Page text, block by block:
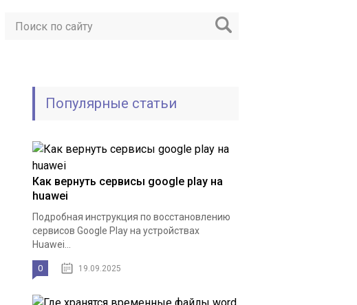
Популярные статьи
Как вернуть сервисы google play на
huawei
Подробная инструкция по восстановлению
сервисов Google Play на устройствах
Huawei...
0 19.09.2025